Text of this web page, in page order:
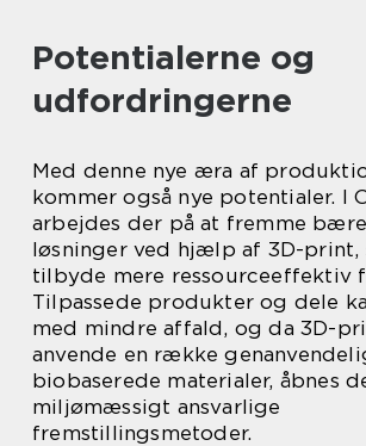
Potentialerne og
udfordringerne
Med denne nye æra af
kommer også nye potentialer. I
arbejdes der på at fremme
løsninger ved hjælp af 3D-print,
tilbyde mere ressourceeffektiv
Tilpassede produkter og dele
med mindre affald, og da 3D-
anvende en række
biobaserede materialer, åbnes
miljømæssigt ansvarlige
fremstillingsmetoder.